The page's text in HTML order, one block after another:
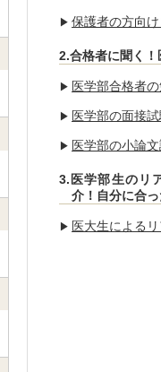
保護者の方向け
2.合格者に聞く
医学部合格者
医学部の面接
医学部の小論
3.医学部生のリ
介！自分に合
医大生による